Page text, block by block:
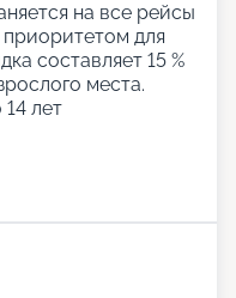
на все рейсы
для
составляет 15 %
места.
лет